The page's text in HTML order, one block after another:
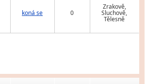
koná se 0
Zrakově,
Sluchově,
Tělesně